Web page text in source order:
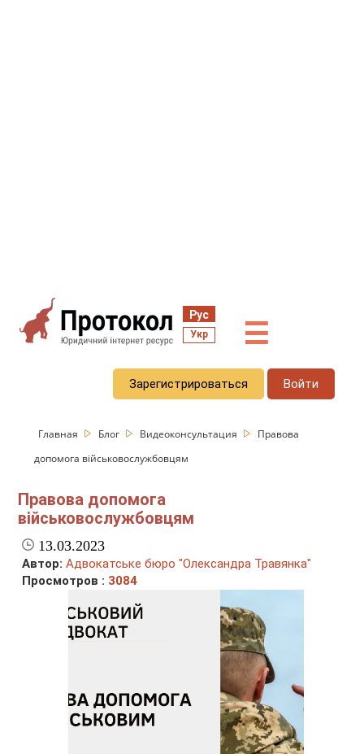
Рус
Укр ☰
Зарегистрироваться Войти
Главная Блог Видеоконсультация
Правова
допомога військовослужбовцям
Правова допомога
військовослужбовцям
13.03.2023
Автор: Адвокатське бюро "Олександра Травянка"
Просмотров : 3084